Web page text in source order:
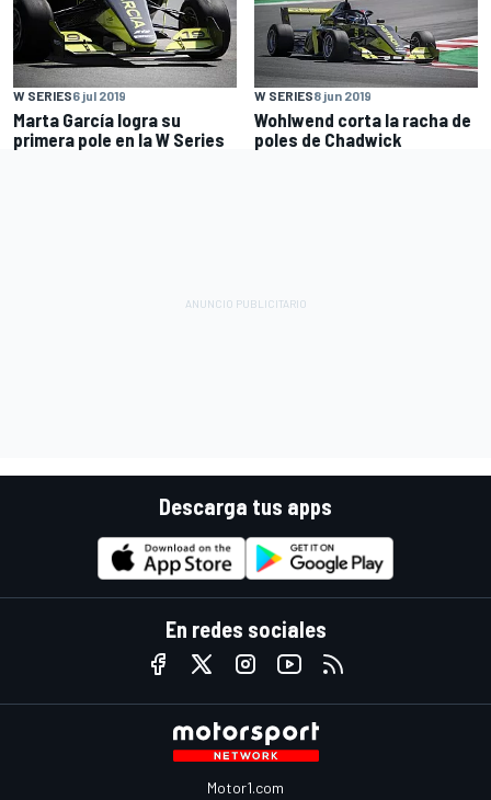
W SERIES6 jul 2019
Marta García logra su
primera pole en la W Series
W SERIES8 jun 2019
Wohlwend corta la racha de
poles de Chadwick
Descarga tus apps
En redes sociales
Motor1.com